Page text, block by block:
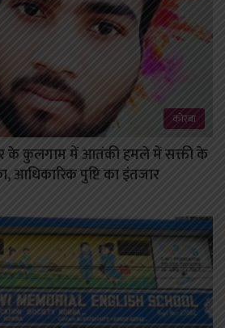
कोरबा
के कुलगाम में आतंकी हमले में सक्ती के
पुष्टि का इंतजार